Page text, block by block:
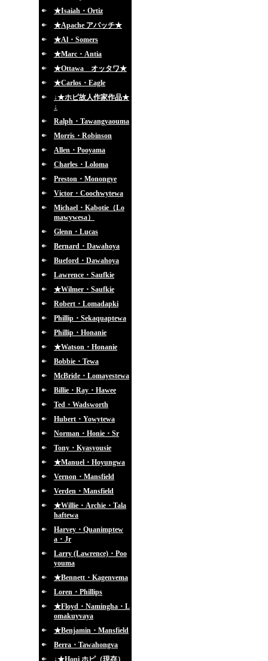
★Isaiah・Ortiz
★Apache アパッチ★
★Al・Somers
★Marc・Antia
★Ottawa オッタワ★
★Carlos・Eagle
↓★ホピ故人作家作品★
↓
Ralph・Tawangyaouma
Morris・Robinson
Allen・Pooyama
Charles・Loloma
Preston・Monongye
Victor・Coochwytewa
Michael・Kabotie（Lo
mawywesa）
Glenn・Lucas
Bernard・Dawahoya
Bueford・Dawahoya
Lawrence・Saufkie
★Wilmer・Saufkie
Robert・Lomadapki
Phillip・Sekaquaptewa
Phillip・Honanie
★Watson・Honanie
Bobbie・Tewa
McBride・Lomayestewa
Billie・Ray・Hawee
Ted・Wadsworth
Hubert・Yowytewa
Norman・Honie・Sr
Tony・Kyasyousie
★Manuel・Hoyungwa
Vernon・Mansfield
Verden・Mansfield
★Willie・Archie・Tala
haftewa
Harvey・Quanimptew
a・Jr
Larry (Lawrence)・Poo
youma
★Bennett・Kagenvema
Loren・Phillips
★Floyd・Namingha・L
omakuyvaya
★Benjamin・Mansfield
Berra・Tawahongva
↓★Hopi ホピ（現存）